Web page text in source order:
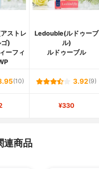
ストレ
)
ーフィ
Ledouble(ルドゥーブ
ル)
ルドゥーブル
(10) 3.92(9)
¥330
連商品